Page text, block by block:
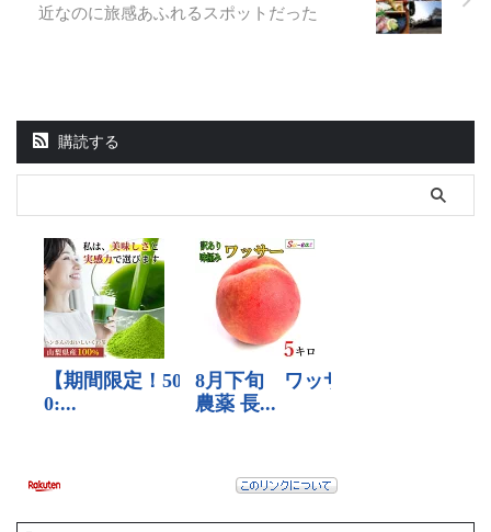
近なのに旅感あふれるスポットだった
購読する